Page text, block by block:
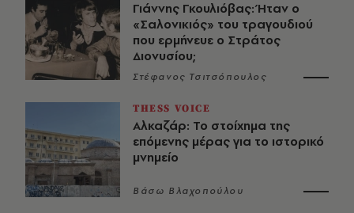
Γιάννης Γκουλιόβας: Ήταν ο
«Σαλονικιός» του τραγουδιού
που ερμήνευε ο Στράτος
Διονυσίου;
Στέφανος Τσιτσόπουλος
THESS VOICE
Αλκαζάρ: Το στοίχημα της
επόμενης μέρας για το ιστορικό
μνημείο
Βάσω Βλαχοπούλου